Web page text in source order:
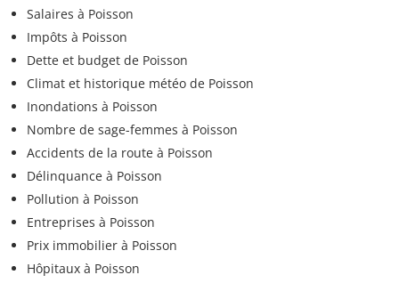
Salaires à Poisson
Impôts à Poisson
Dette et budget de Poisson
Climat et historique météo de Poisson
Inondations à Poisson
Nombre de sage-femmes à Poisson
Accidents de la route à Poisson
Délinquance à Poisson
Pollution à Poisson
Entreprises à Poisson
Prix immobilier à Poisson
Hôpitaux à Poisson